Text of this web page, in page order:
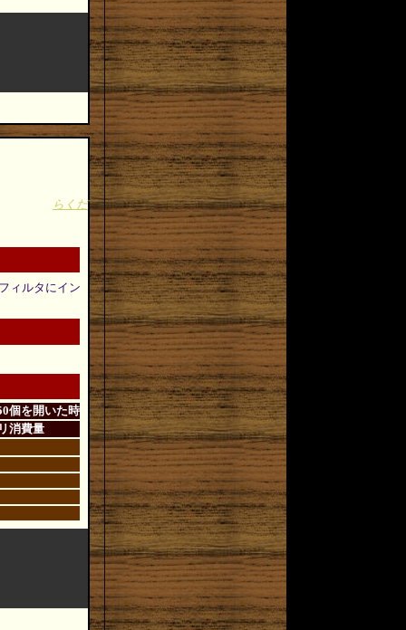
らくだ
ィルタにイン
個を開いた時
消費量